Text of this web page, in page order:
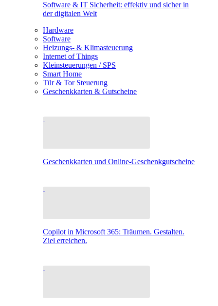
Software & IT Sicherheit: effektiv und sicher in
der digitalen Welt
Hardware
Software
Heizungs- & Klimasteuerung
Internet of Things
Kleinsteuerungen / SPS
Smart Home
Tür & Tor Steuerung
Geschenkkarten & Gutscheine
Geschenkkarten und Online-Geschenkgutscheine
Copilot in Microsoft 365: Träumen. Gestalten.
Ziel erreichen.